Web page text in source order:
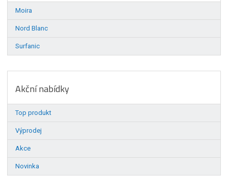
Moira
Nord Blanc
Surfanic
Akční nabídky
Top produkt
Výprodej
Akce
Novinka